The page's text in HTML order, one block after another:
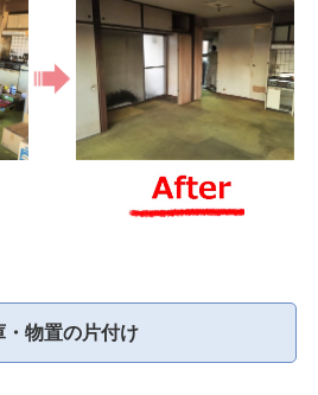
・物置の片付け